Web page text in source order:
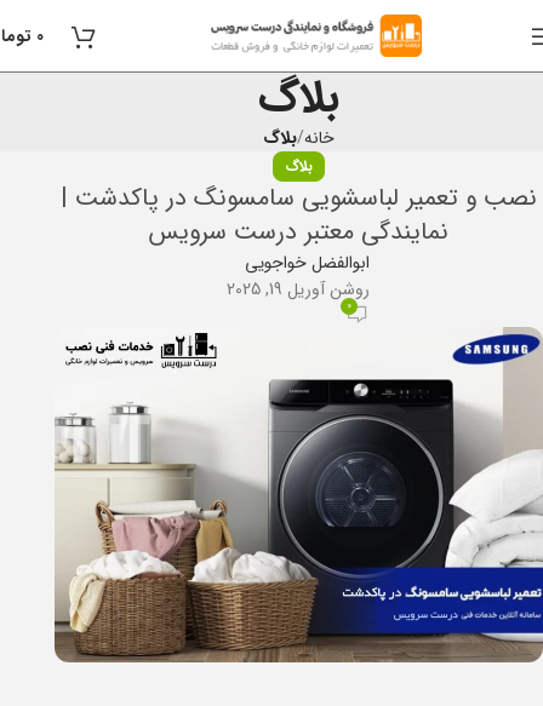
0
بلاگ
خانه بلاگ
بلاگ
نصب و تعمیر لباسشویی سامسونگ در پاکدشت |
نمایندگی معتبر درست سرویس
ابوالفضل خواجویی
روشن آوریل 19, 2025
0